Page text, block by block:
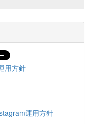
用方針
運用方針